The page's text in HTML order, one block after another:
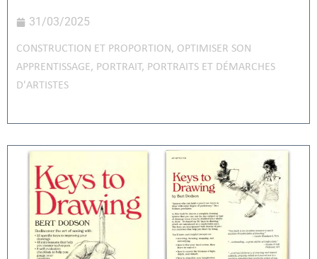
31/03/2025
CONSTRUCTION ET PROPORTION, OPTIMISER SON
APPRENTISSAGE, PORTRAIT, PORTRAITS ET DÉMARCHES
D'ARTISTES